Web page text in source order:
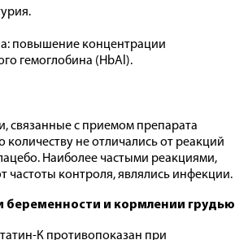
повышение концентрации
гемоглобина (НbАl).
связанные с приемом препарата
количеству не отличались от реакций
Наиболее частыми реакциями,
частоты контроля, являлись инфекции.
беременности и кормлении грудью
К противопоказан при